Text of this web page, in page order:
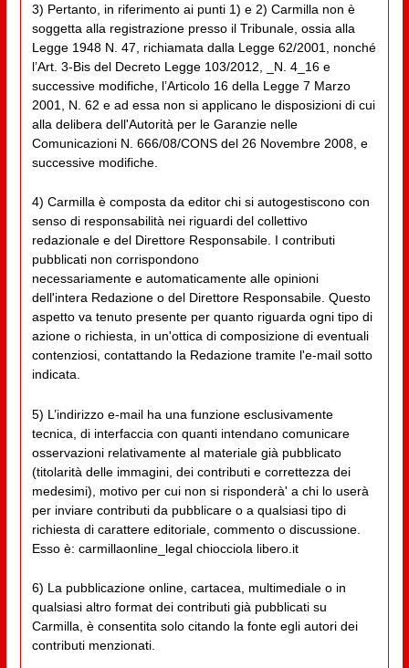
3) Pertanto, in riferimento ai punti 1) e 2) Carmilla non è
soggetta alla registrazione presso il Tribunale, ossia alla
Legge 1948 N. 47, richiamata dalla Legge 62/2001, nonché
l’Art. 3-Bis del Decreto Legge 103/2012, _N. 4_16 e
successive modifiche, l’Articolo 16 della Legge 7 Marzo
2001, N. 62 e ad essa non si applicano le disposizioni di cui
alla delibera dell'Autorità per le Garanzie nelle
Comunicazioni N. 666/08/CONS del 26 Novembre 2008, e
successive modifiche.
4) Carmilla è composta da editor chi si autogestiscono con
senso di responsabilità nei riguardi del collettivo
redazionale e del Direttore Responsabile. I contributi
pubblicati non corrispondono
necessariamente e automaticamente alle opinioni
dell'intera Redazione o del Direttore Responsabile. Questo
aspetto va tenuto presente per quanto riguarda ogni tipo di
azione o richiesta, in un'ottica di composizione di eventuali
contenziosi, contattando la Redazione tramite l'e-mail sotto
indicata.
5) L’indirizzo e-mail ha una funzione esclusivamente
tecnica, di interfaccia con quanti intendano comunicare
osservazioni relativamente al materiale già pubblicato
(titolarità delle immagini, dei contributi e correttezza dei
medesimi), motivo per cui non si risponderà' a chi lo userà
per inviare contributi da pubblicare o a qualsiasi tipo di
richiesta di carattere editoriale, commento o discussione.
Esso è: carmillaonline_legal chiocciola libero.it
6) La pubblicazione online, cartacea, multimediale o in
qualsiasi altro format dei contributi già pubblicati su
Carmilla, è consentita solo citando la fonte egli autori dei
contributi menzionati.